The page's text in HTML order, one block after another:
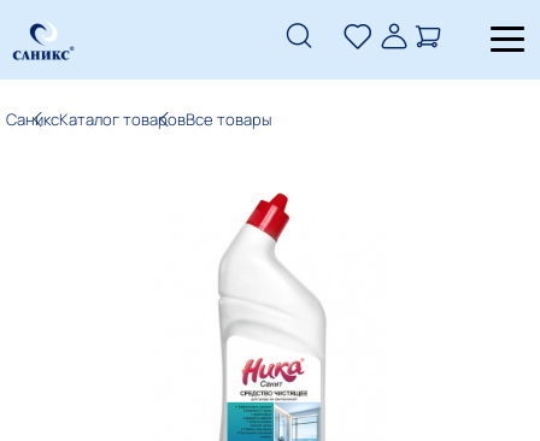
СаниксКаталог товаровВсе товары